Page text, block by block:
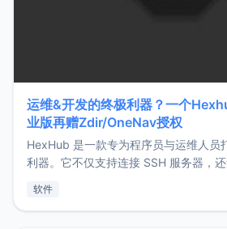
运维&开发的终极利器？一个
业版再赠Zdir/OneNav授权
HexHub 是一款专为程序员与运维人员
利器。它不仅支持连接 SSH 服务器，
件间频繁切换，仅凭 HexHub 即可同时
软件